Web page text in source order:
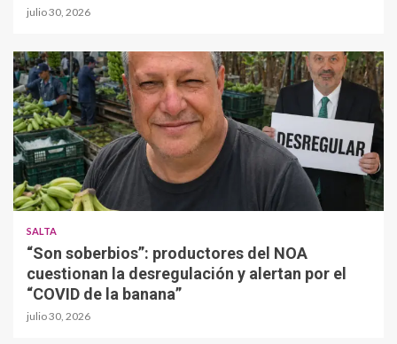
julio 30, 2026
SALTA
“Son soberbios”: productores del NOA
cuestionan la desregulación y alertan por el
“COVID de la banana”
julio 30, 2026